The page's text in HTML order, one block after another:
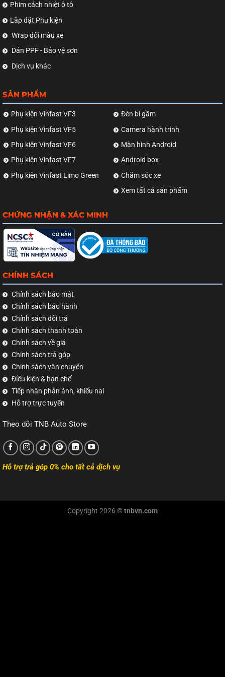
Phim cách nhiệt ô tô
Lắp đặt Phụ kiện
Wrap đổi màu xe
Dán PPF - Bảo vệ sơn
Dịch vụ khác
SẢN PHẨM
Phụ kiện Vinfast VF3
Phụ kiện Vinfast VF5
Phụ kiện Vinfast VF6
Phụ kiện Vinfast VF7
Phụ kiện Vinfast Limo Green
Đèn bi gầm
Camera hành trình
Màn hình Android
Android box
Chăm sóc xe
Xem tất cả sản phẩm
CHỨNG NHẬN & XÁC MINH
CHÍNH SÁCH
Chính sách bảo mật
Chính sách bảo hành
Chính sách đổi trả
Chính sách thanh toán
Chính sách về giá
Chính sách trả góp
Chính sách vận chuyển
Điều kiện & hạn chế
Tiếp nhận phản ánh, khiếu nại
Hỗ trợ trực tuyến
Theo dõi TNB Auto Store
Hỗ trợ trả góp 0% cho tất cả dịch vụ
Copyright 2026 ©tnbvn.com